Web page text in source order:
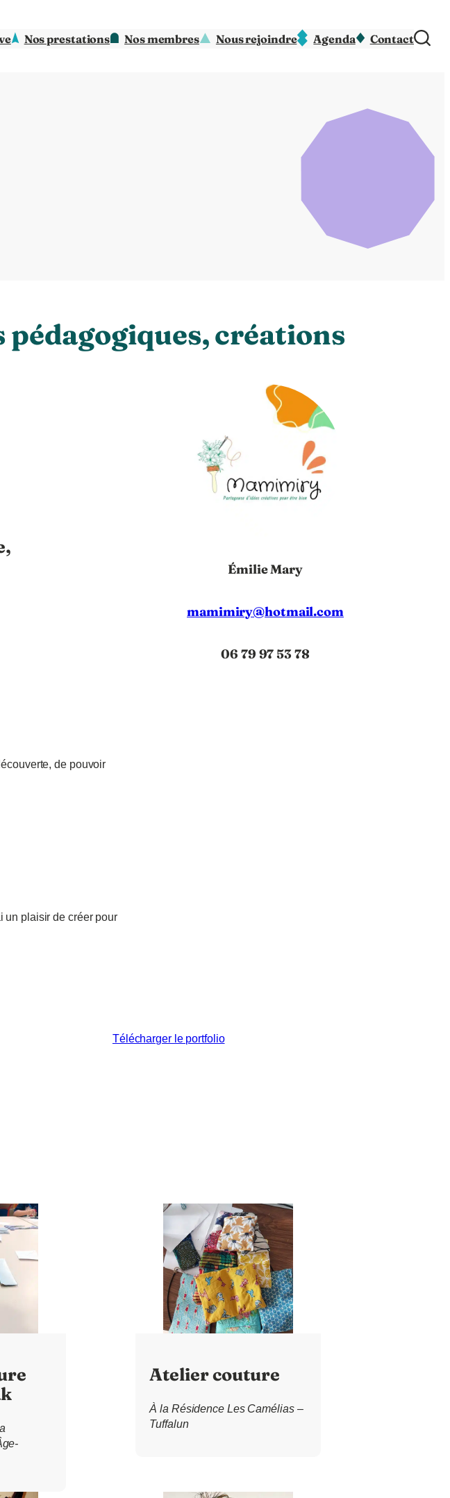
Nos prestations Nos membres Nous rejoindre Agenda Contact
N
créations
de pouvoir
un plaisir de créer pour
Émilie Mary
mamimiry@hotmail.com
06 79 97 53 78
Télécharger le portfolio
Atelier couture
À la Résidence Les Camélias –
Tuffalun